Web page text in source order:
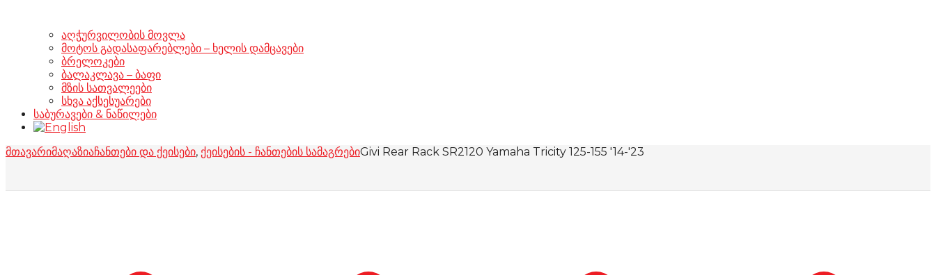
აღჭურვილობის მოვლა
მოტოს გადასაფარებლები – ხელის დამცავები
ბრელოკები
ბალაკლავა – ბაფი
მზის სათვალეები
სხვა აქსესუარები
საბურავები & ნაწილები
მთავარიმაღაზიაჩანთები და ქეისები, ქეისების - ჩანთების სამაგრებიGivi Rear Rack SR2120 Yamaha Tricity 125-155 '14-'23